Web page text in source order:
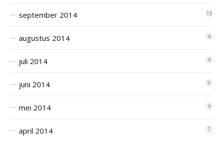
september 2014 13
augustus 2014 4
juli 2014 4
juni 2014 9
mei 2014 4
april 2014 7